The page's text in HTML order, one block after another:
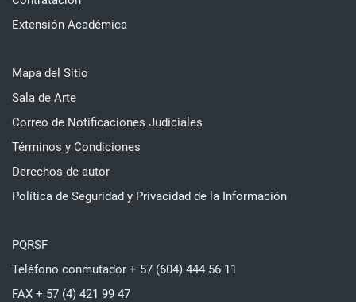
Extensión Académica
Mapa del Sitio
Sala de Arte
Correo de Notificaciones Judiciales
Términos y Condiciones
Derechos de autor
Política de Seguridad y Privacidad de la Información
PQRSF
Teléfono conmutador + 57 (604) 444 56 11
FAX + 57 (4) 421 99 47